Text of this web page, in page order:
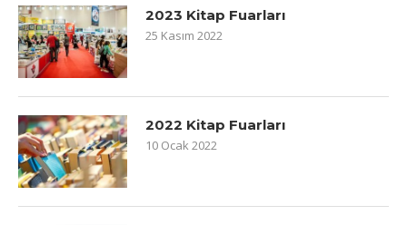
2023 Kitap Fuarları
25 Kasım 2022
2022 Kitap Fuarları
10 Ocak 2022